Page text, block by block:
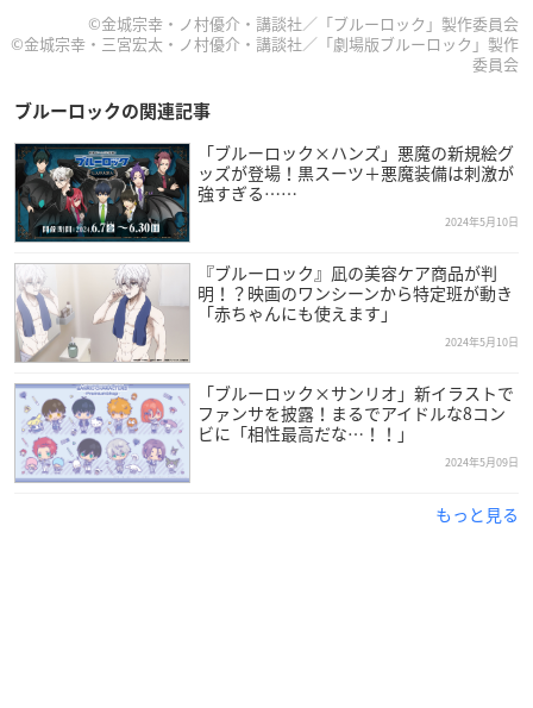
©金城宗幸・ノ村優介・講談社／「ブルーロック」製作委員会
©金城宗幸・三宮宏太・ノ村優介・講談社／「劇場版ブルーロック」製作
委員会
ブルーロックの関連記事
「ブルーロック×ハンズ」悪魔の新規絵グ
ッズが登場！黒スーツ＋悪魔装備は刺激が
強すぎる……
2024年5月10日
『ブルーロック』凪の美容ケア商品が判
明！？映画のワンシーンから特定班が動き
「赤ちゃんにも使えます」
2024年5月10日
「ブルーロック×サンリオ」新イラストで
ファンサを披露！まるでアイドルな8コン
ビに「相性最高だな…！！」
2024年5月09日
もっと見る